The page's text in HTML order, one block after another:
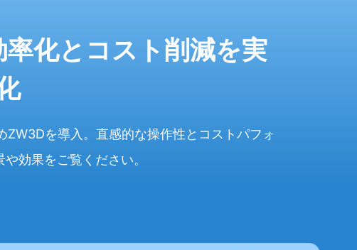
化とコスト削減を実
を導入。直感的な操作性とコストパフォ
効果をご覧ください。